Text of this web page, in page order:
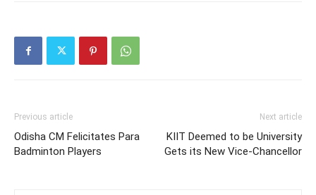
Previous article
Odisha CM Felicitates Para
Badminton Players
Next article
KIIT Deemed to be University
Gets its New Vice-Chancellor